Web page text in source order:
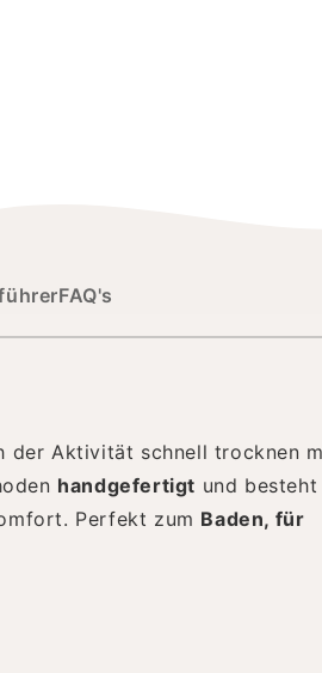
FAQ's
der Aktivität schnell trocknen
handgefertigt und besteht
Perfekt zum Baden, für